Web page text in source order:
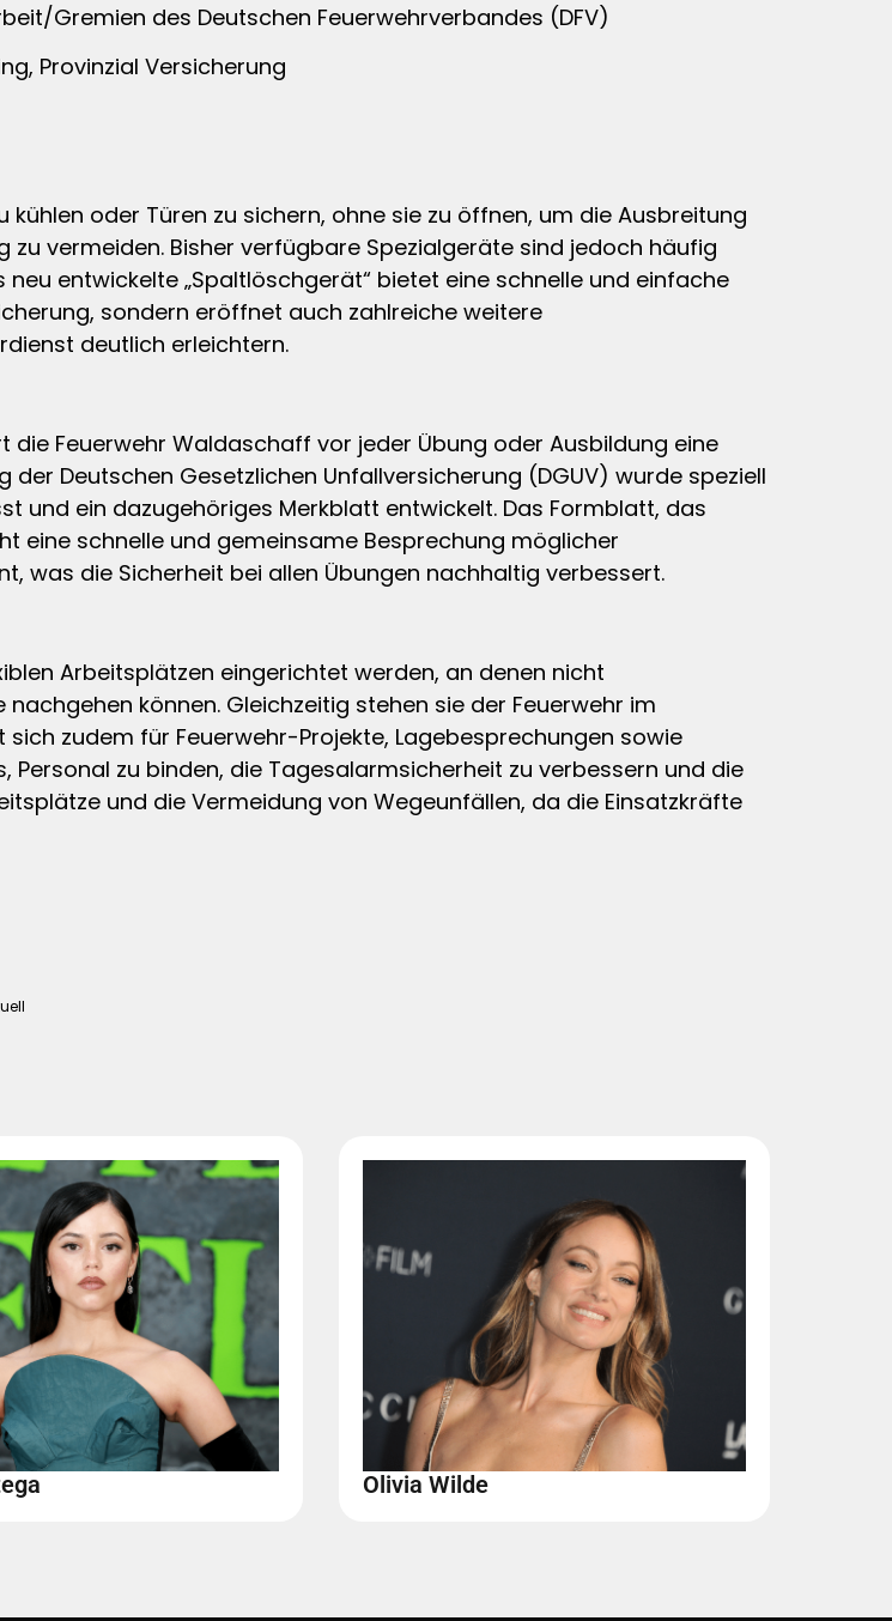
Gremien des Deutschen Feuerwehrverbandes (DFV)
Provinzial Versicherung
oder Türen zu sichern, ohne sie zu öffnen, um die Ausbreitung
vermeiden. Bisher verfügbare Spezialgeräte sind jedoch häufig
entwickelte „Spaltlöschgerät“ bietet eine schnelle und einfache
sondern eröffnet auch zahlreiche weitere
deutlich erleichtern.
Feuerwehr Waldaschaff vor jeder Übung oder Ausbildung eine
Deutschen Gesetzlichen Unfallversicherung (DGUV) wurde speziell
und ein dazugehöriges Merkblatt entwickelt. Das Formblatt, das
eine schnelle und gemeinsame Besprechung möglicher
was die Sicherheit bei allen Übungen nachhaltig verbessert.
Arbeitsplätzen eingerichtet werden, an denen nicht
können. Gleichzeitig stehen sie der Feuerwehr im
zudem für Feuerwehr-Projekte, Lagebesprechungen sowie
Personal zu binden, die Tagesalarmsicherheit zu verbessern und die
und die Vermeidung von Wegeunfällen, da die Einsatzkräfte
Olivia Wilde